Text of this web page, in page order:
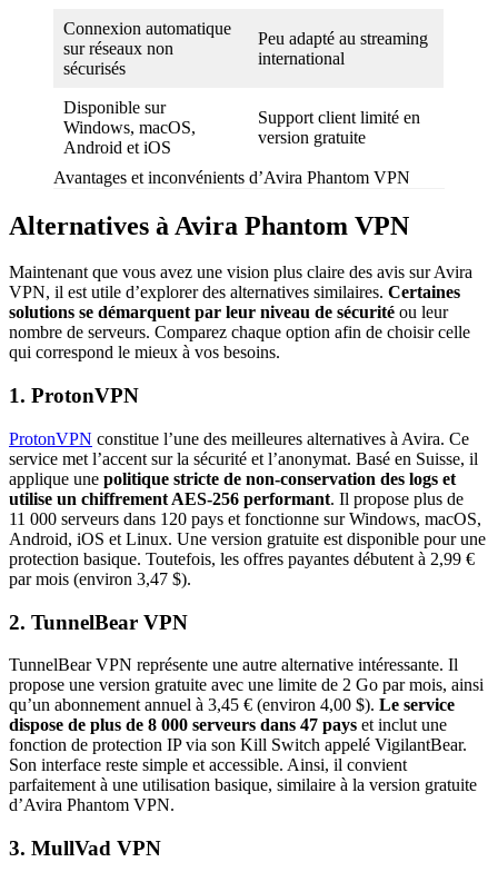
Connexion automatique
sur réseaux non
sécurisés
Peu adapté au streaming
international
Disponible sur
Windows, macOS,
Android et iOS
Support client limité en
version gratuite
Avantages et inconvénients d’Avira Phantom VPN
Alternatives à Avira Phantom VPN
Maintenant que vous avez une vision plus claire des avis sur Avira
VPN, il est utile d’explorer des alternatives similaires. Certaines
solutions se démarquent par leur niveau de sécurité ou leur
nombre de serveurs. Comparez chaque option afin de choisir celle
qui correspond le mieux à vos besoins.
1. ProtonVPN
ProtonVPN constitue l’une des meilleures alternatives à Avira. Ce
service met l’accent sur la sécurité et l’anonymat. Basé en Suisse, il
applique une politique stricte de non-conservation des logs et
utilise un chiffrement AES-256 performant. Il propose plus de
11 000 serveurs dans 120 pays et fonctionne sur Windows, macOS,
Android, iOS et Linux. Une version gratuite est disponible pour une
protection basique. Toutefois, les offres payantes débutent à 2,99 €
par mois (environ 3,47 $).
2. TunnelBear VPN
TunnelBear VPN représente une autre alternative intéressante. Il
propose une version gratuite avec une limite de 2 Go par mois, ainsi
qu’un abonnement annuel à 3,45 € (environ 4,00 $). Le service
dispose de plus de 8 000 serveurs dans 47 pays et inclut une
fonction de protection IP via son Kill Switch appelé VigilantBear.
Son interface reste simple et accessible. Ainsi, il convient
parfaitement à une utilisation basique, similaire à la version gratuite
d’Avira Phantom VPN.
3. MullVad VPN